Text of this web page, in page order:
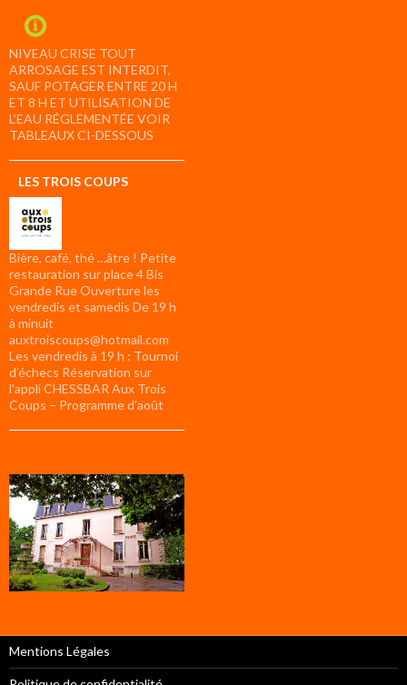
NIVEAU CRISE TOUT
ARROSAGE EST INTERDIT,
SAUF POTAGER ENTRE 20 H
ET 8 H ET UTILISATION DE
L’EAU RÉGLEMENTÉE VOIR
TABLEAUX CI-DESSOUS
LES TROIS COUPS
Bière, café, thé …âtre ! Petite
restauration sur place 4 Bis
Grande Rue Ouverture les
vendredis et samedis De 19 h
à minuit
auxtroiscoups@hotmail.com
Les vendredis à 19 h : Tournoi
d’échecs Réservation sur
l’appli CHESSBAR Aux Trois
Coups – Programme d’août
Mentions Légales